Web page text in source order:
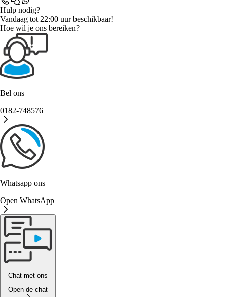
Hulp nodig?
Vandaag tot 22:00 uur beschikbaar!
Hoe wil je ons bereiken?
Bel ons
0182-748576
Whatsapp ons
Open WhatsApp
Chat met ons
Open de chat